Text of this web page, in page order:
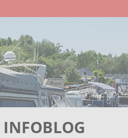
INFOBLOG